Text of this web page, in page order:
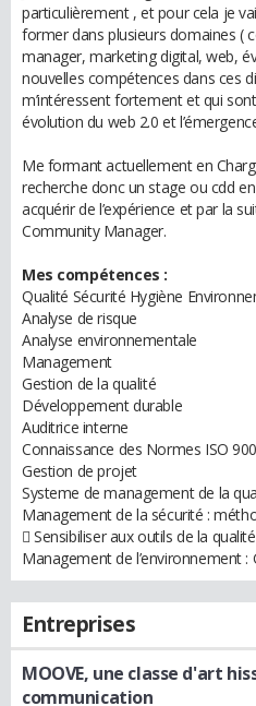
particulièrement , et pour cela je
former dans plusieurs domaines (
manager, marketing digital, web,
nouvelles compétences dans ces
m’intéressent fortement et qui
évolution du web 2.0 et
Me formant actuellement en
recherche donc un stage ou cdd
acquérir de l’expérience et par la
Community Manager.
Mes compétences :
Qualité Sécurité Hygiène
Analyse de risque
Analyse environnementale
Management
Gestion de la qualité
Développement durable
Auditrice interne
Connaissance des Normes ISO
Gestion de projet
Systeme de management de la
Management de la sécurité :
 Sensibiliser aux outils de la
Management de l’environnement :
Entreprises
MOOVE, une classe d'art
communication